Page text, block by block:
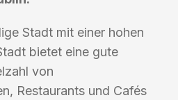
Stadt mit einer hohen
bietet eine gute
von
Restaurants und Cafés